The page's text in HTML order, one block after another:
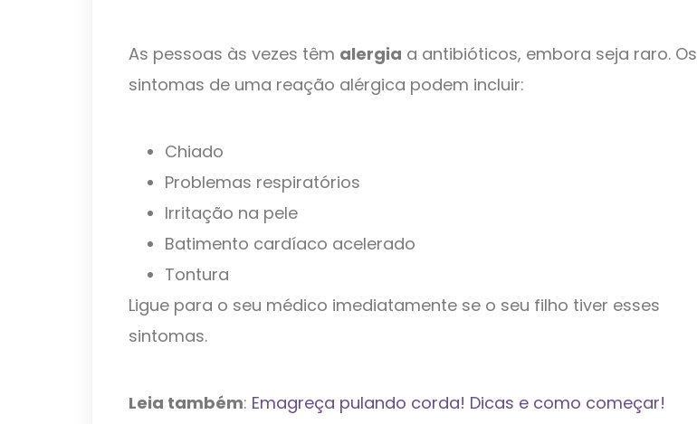
As pessoas às vezes têm alergia a antibióticos, embora seja raro. Os
sintomas de uma reação alérgica podem incluir:
Chiado
Problemas respiratórios
Irritação na pele
Batimento cardíaco acelerado
Tontura
Ligue para o seu médico imediatamente se o seu filho tiver esses
sintomas.
Leia também: Emagreça pulando corda! Dicas e como começar!